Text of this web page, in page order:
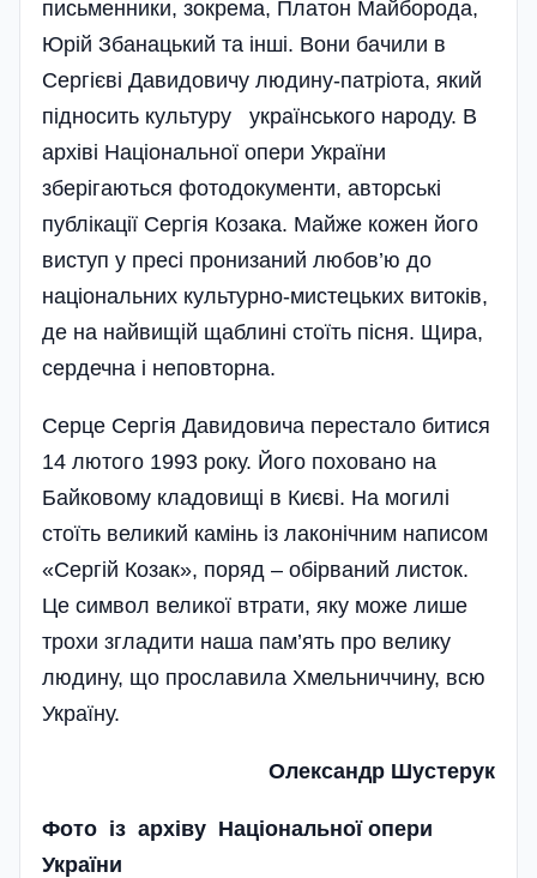
письменники, зокрема, Платон Майборода,
Юрій Збанацький та інші. Вони бачили в
Сергієві Давидовичу людину-патріота, який
підносить культуру українського народу. В
архіві Національної опери України
зберігаються фотодокументи, авторські
публікації Сергія Козака. Майже кожен його
виступ у пресі пронизаний любов’ю до
національних культурно-мистецьких витоків,
де на найвищій щаблині стоїть пісня. Щира,
сердечна і неповторна.
Серце Сергія Давидовича перестало битися
14 лютого 1993 року. Його поховано на
Байковому кла­довищі в Києві. На могилі
стоїть вели­кий камінь із лаконічним написом
«Сергій Козак», поряд – обірваний листок.
Це символ великої втрати­, яку може лише
трохи згладити наша пам’ять про велику
людину, що прославила Хмельниччину, всю
Україну.
Олександр Шустерук
Фото із архіву Національної опери
України